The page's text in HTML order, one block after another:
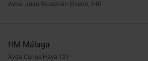
Avda. Juan Sebastián Elcano, 148
HM Málaga
Avda Carlos Haya 121